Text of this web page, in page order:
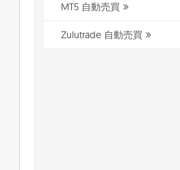
MT5 自動売買
Zulutrade 自動売買